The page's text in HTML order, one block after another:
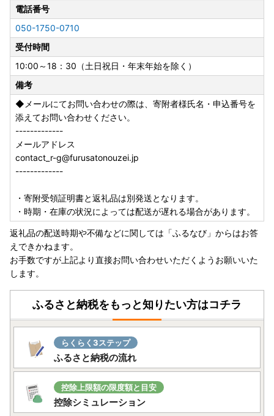
※お盆期間中のお問い合わせ等については、土・日・祝を除
くカレンダー通りの対応となります。
※出荷自粛期間は、8月8日〜8月16日となっております。
※期間中の寄附申込については、8月17日からの配送日程と
なり、配送期間が前後する場合がございます。予めご了承く
ださい。
※お盆期間中に配送予定がある返礼品、その他到着日指定が
ある場合は、期間中でも出荷を行います（3営業日以内出
荷・14日以内出荷・配送指定日のあるもの/お中元対応返礼
します。
これに伴い、誠に恐れ入りますが、12月にご寄附いただいた
返礼品につきまして配送に遅延が生じる可能性がございま
す。
何卒ご了承くださいませ。
【返礼品お問い合わせ窓口の年末年始休業について】
返礼品お問い合わせ窓口は以下の期間で年末年始休業となり
ます。
休業期間中にいただいたメールのお問い合わせにつきまして
は1月4日（月）以降順次対応を行います。
回答まで時間がかかることがございますので何卒ご了承くだ
さいませ。
------------------------------------------------
当町では、クロネコヤマトにて返礼品をお届けいたしており
ます。
電話番号
050-1750-0710
受付時間
10:00～18：30（土日祝日・年末年始を除く）
備考
◆メールにてお問い合わせの際は、寄附者様氏名・申込番号を
添えてお問い合わせください。
-------------
メールアドレス
contact_r-g@furusatonouzei.jp
-------------
・寄附受領証明書と返礼品は別発送となります。
・時期・在庫の状況によっては配送が遅れる場合があります。
返礼品の配送時期や不備などに関しては「ふるなび」からはお答
えできかねます。
お手数ですが上記より直接お問い合わせいただくようお願いいた
します。
ふるさと納税をもっと知りたい方はコチラ
らくらく3ステップ
ふるさと納税の流れ
控除上限額の限度額と目安
控除シミュレーション